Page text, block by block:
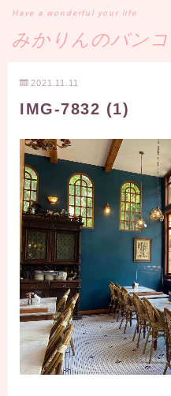
みかりんのバン
Have a wonderful your life
2021.11.11
IMG-7832 (1)